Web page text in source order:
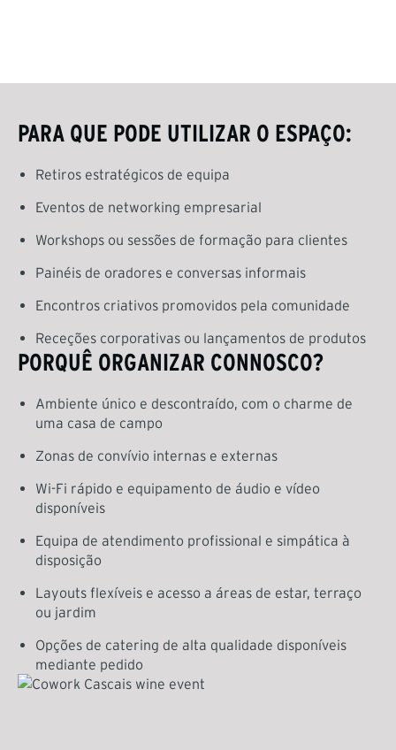
PARA QUE PODE UTILIZAR O ESPAÇO:
Retiros estratégicos de equipa
Eventos de networking empresarial
Workshops ou sessões de formação para clientes
Painéis de oradores e conversas informais
Encontros criativos promovidos pela comunidade
Receções corporativas ou lançamentos de produtos
PORQUÊ ORGANIZAR CONNOSCO?
Ambiente único e descontraído, com o charme de
uma casa de campo
Zonas de convívio internas e externas
Wi-Fi rápido e equipamento de áudio e vídeo
disponíveis
Equipa de atendimento profissional e simpática à
disposição
Layouts flexíveis e acesso a áreas de estar, terraço
ou jardim
Opções de catering de alta qualidade disponíveis
mediante pedido